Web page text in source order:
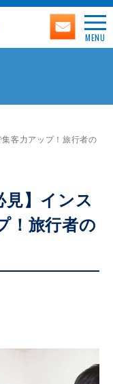
MENU
集客力アップ！旅行者の
見】インス
！旅行者の